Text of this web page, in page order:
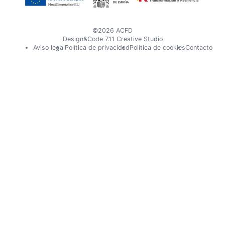
©2026 ACFD
Design&Code 7.11 Creative Studio
Pie
Aviso legalPolítica de privacidadPolítica de cookiesContacto